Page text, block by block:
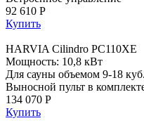
92 610 Р
Купить
HARVIA Cilindro PC110XE
Мощность: 10,8 кВт
Для сауны объемом 9-18
Выносной пульт в
134 070 Р
Купить